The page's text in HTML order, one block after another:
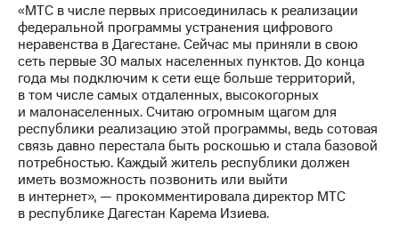
Контроль
и
аудит
Рынок
акций
Описание
Программа
приобретения
Порядок
выкупа
акций
Дивиденды
«МТС в числе первых присоединилась к реализации
федеральной программы устранения цифрового
неравенства в Дагестане. Сейчас мы приняли в свою
сеть первые 30 малых населенных пунктов. До конца
года мы подключим к сети еще больше территорий,
в том числе самых отдаленных, высокогорных
и малонаселенных. Считаю огромным щагом для
республики реализацию этой программы, ведь сотовая
связь давно перестала быть роскошью и стала базовой
потребностью. Каждый житель республики должен
иметь возможность позвонить или выйти
в интернет», — прокомментировала директор МТС
в республике Дагестан Карема Изиева.